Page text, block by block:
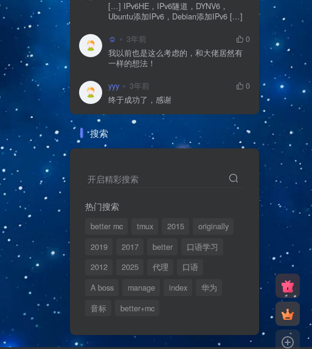
[…] IPv6HE，IPv6隧道，DYNV6，
Ubuntu添加IPv6，Debian添加IPv6 […]
☺ 3年前
0
我以前也是这么考虑的，和大佬居然有
一样的想法！
yyy 3年前
0
终于成功了，感谢
搜索
开启精彩搜索
热门搜索
better mc tmux 2015
originally
2019
2017 better
口语学习
2012
2025 代理
口语
A boss
manage index
华为
音标
better+mc